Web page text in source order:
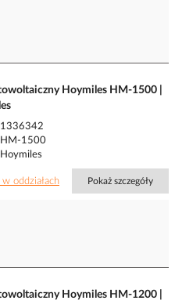
Hoymiles HM-1500 |
1336342
HM-1500
Hoymiles
oddziałach Pokaż szczegóły
Hoymiles HM-1200 |